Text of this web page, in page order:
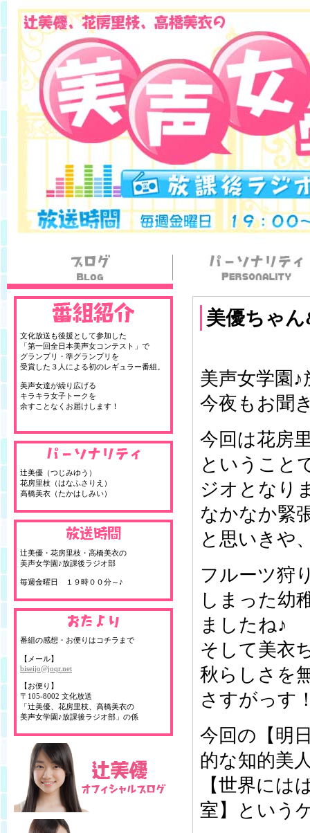
美優ちゃ
美声女学園
今夜もお聞
今回は花房
ということ
ジオとなり
なかなか緊
と思いきや
フルーツ狩
しまった幼
ましたね♪
そして美衣
秋らしさを
さすがっす
今回の【明
的な知的美
【世界には
室】という
文化放送も後援として参加した
「第一回全日本美声女コンテスト」で
グランプリ・準グランプリを
受賞した３人による初のレギュラー番組。
美声女達が繰り広げる
キラキラ女子トークを
余すことなくお届けします！
辻美優（つじみゆう）
花房里枝（はなふさりえ）
高橋美衣（たかはしみい）
辻美優・花房里枝・高橋美衣の
美声女学園♪放課後ラジオ部
毎週金曜日 １９時００分～♪
番組の感想・お便りはコチラまで
【メール】
biseijo@joqr.net
【お便り】
〒105-8002 文化放送
「辻美優、花房里枝、高橋美衣の
美声女学園♪放課後ラジオ部」の係